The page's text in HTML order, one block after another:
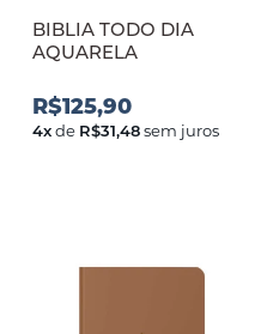
BIBLIA TODO DIA
AQUARELA
R$125,90
4xde R$31,48sem juros